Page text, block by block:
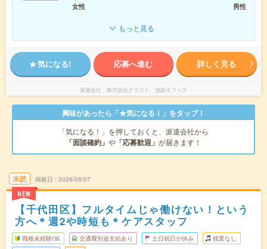
女性
男性
もっと見る
気になる! 応募へ進む 詳しく見る
派遣会社 株式会社グラスト 池袋オフィス
興味があったら「★気になる！」をタップ！
「気になる！」を押しておくと、派遣会社から
「面談確約」 や 「応募歓迎」 が届きます！
未読
NEW
掲載日 2026/08/07
【千代田区】フルタイムじゃ働けない！という
方へ＊週2や時短も＊ケアスタッフ
職種未経験OK 交通費別途支給あり 土日祝日が休み 残業なし